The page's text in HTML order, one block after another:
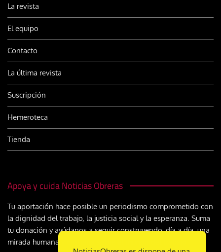
La revista
El equipo
Contacto
La última revista
Suscripción
Hemeroteca
Tienda
Apoya y cuida Noticias Obreras
Tu aportación hace posible un periodismo comprometido con
la dignidad del trabajo, la justicia social y la esperanza. Suma
tu donación y ayúdanos a seguir construyendo, día a día, una
mirada humana y cristiana sobre el mundo del trabajo